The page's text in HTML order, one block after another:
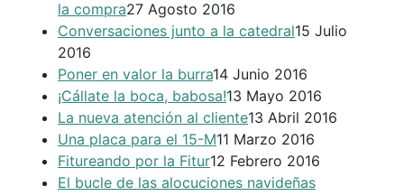
la compra27 Agosto 2016
Conversaciones junto a la catedral15 Julio
2016
Poner en valor la burra14 Junio 2016
¡Cállate la boca, babosa!13 Mayo 2016
La nueva atención al cliente13 Abril 2016
Una placa para el 15-M11 Marzo 2016
Fitureando por la Fitur12 Febrero 2016
El bucle de las alocuciones navideñas